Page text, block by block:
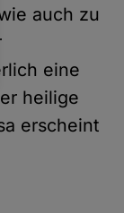
auch zu
eine
heilige
erscheint